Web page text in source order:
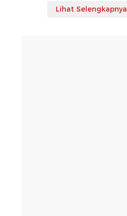
Lihat Selengkapnya